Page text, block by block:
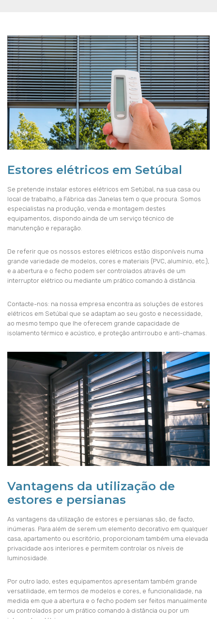
Estores elétricos em Setúbal
Se pretende instalar estores elétricos em Setúbal, na sua casa ou
local de trabalho, a Fábrica das Janelas tem o que procura. Somos
especialistas na produção, venda e montagem destes
equipamentos, dispondo ainda de um serviço técnico de
manutenção e reparação.
De referir que os nossos estores elétricos estão disponíveis numa
grande variedade de modelos, cores e materiais (PVC, alumínio, etc.),
e a abertura e o fecho podem ser controlados através de um
interruptor elétrico ou mediante um prático comando à distância.
Contacte-nos: na nossa empresa encontra as soluções de estores
elétricos em Setúbal que se adaptam ao seu gosto e necessidade,
ao mesmo tempo que lhe oferecem grande capacidade de
isolamento térmico e acústico, e proteção antirroubo e anti-chamas.
Vantagens da utilização de
estores e persianas
As vantagens da utilização de estores e persianas são, de facto,
inúmeras. Para além de serem um elemento decorativo em qualquer
casa, apartamento ou escritório, proporcionam também uma elevada
privacidade aos interiores e permitem controlar os níveis de
luminosidade.
Por outro lado, estes equipamentos apresentam também grande
versatilidade, em termos de modelos e cores, e funcionalidade, na
medida em que a abertura e o fecho podem ser feitos manualmente
ou controlados por um prático comando à distância ou por um